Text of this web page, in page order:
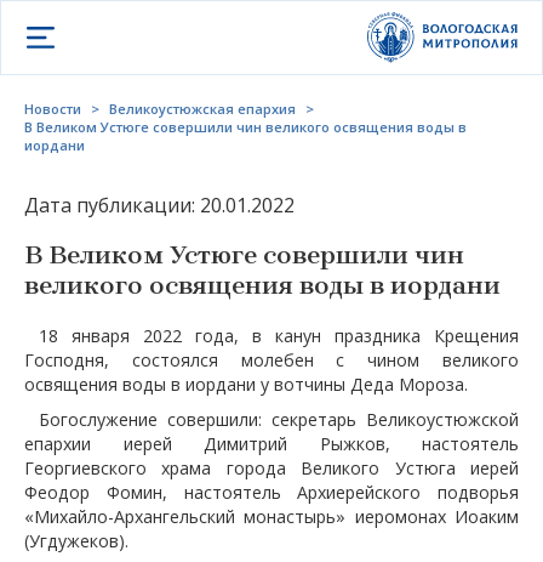
Открыть меню
Новости > Великоустюжская епархия
>
В Великом Устюге совершили чин великого освящения воды в
иордани
Дата публикации: 20.01.2022
В Великом Устюге совершили чин
великого освящения воды в иордани
18 января 2022 года, в канун праздника Крещения
Господня, состоялся молебен с чином великого
освящения воды в иордани у вотчины Деда Мороза.
Богослужение совершили: секретарь Великоустюжской
епархии иерей Димитрий Рыжков, настоятель
Георгиевского храма города Великого Устюга иерей
Феодор Фомин, настоятель Архиерейского подворья
«Михайло-Архангельский монастырь» иеромонах Иоаким
(Угдужеков).